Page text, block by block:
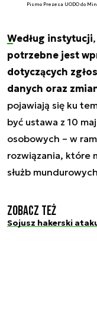
Pismo Prezesa UODO do
Według instytucji
potrzebne jest
dotyczących
danych oraz
pojawiają się ku
być ustawa z 10
osobowych – w
rozwiązania, które
służb
Zobacz też
Sojusz hakerski